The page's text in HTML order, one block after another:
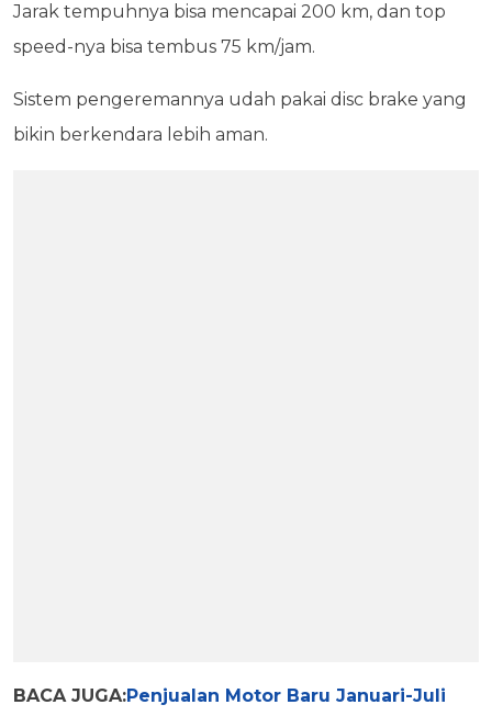
Jarak tempuhnya bisa mencapai 200 km, dan top
speed-nya bisa tembus 75 km/jam.
Sistem pengeremannya udah pakai disc brake yang
bikin berkendara lebih aman.
BACA JUGA:Penjualan Motor Baru Januari-Juli